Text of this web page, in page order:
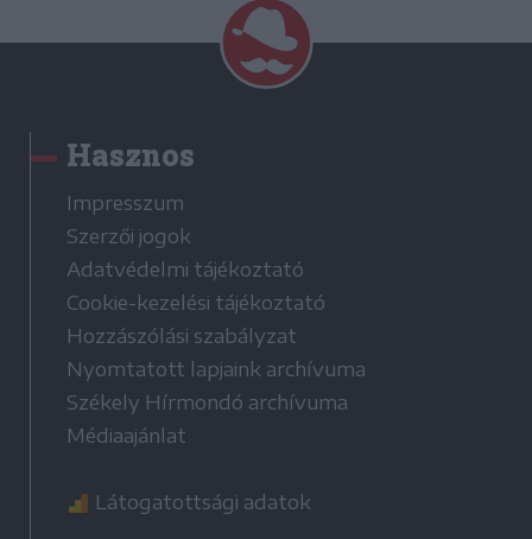
Hasznos
Impresszum
Szerzői jogok
Adatvédelmi tájékoztató
Cookie-kezelési tájékoztató
Hozzászólási szabályzat
Nyomtatott lapjaink archívuma
Székely Hírmondó archívuma
Médiaajánlat
Látogatottsági adatok